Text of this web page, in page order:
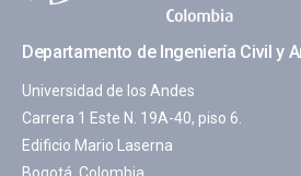
Departamento de Ingeniería Civil y
Universidad de los Andes
Carrera 1 Este N. 19A-40, piso 6.
Edificio Mario Laserna